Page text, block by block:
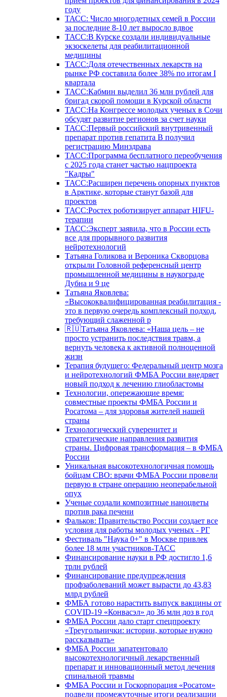
году
ТАСС: Число многодетных семей в России
за последние 8-10 лет выросло вдвое
ТАСС:В Курске создали индивидуальные
экзоскелеты для реабилитационной
медицины
ТАСС:Доля отечественных лекарств на
рынке РФ составила более 38% по итогам I
квартала
ТАСС:Кабмин выделил 36 млн рублей для
бригад скорой помощи в Курской области
ТАСС:На Конгрессе молодых ученых в Сочи
обсудят развитие регионов за счет науки
ТАСС:Первый российский внутривенный
препарат против гепатита В получил
регистрацию Минздрава
ТАСС:Программа бесплатного переобучения
с 2025 года станет частью нацпроекта
"Кадры"
ТАСС:Расширен перечень опорных пунктов
в Арктике, которые станут базой для
проектов
ТАСС:Ростех роботизирует аппарат HIFU-
терапии
ТАСС:Эксперт заявила, что в России есть
все для прорывного развития
нейротехнологий
Татьяна Голикова и Вероника Скворцова
открыли Головной референсный центр
промышленной медицины в наукограде
Дубна и 9 це
Татьяна Яковлева:
«Высококвалифицированная реабилитация -
это в первую очередь комплексный подход,
требующий слаженной р
🇷🇺Татьяна Яковлева: «Наша цель – не
просто устранить последствия травм, а
вернуть человека к активной полноценной
жизн
Терапия будущего: Федеральный центр мозга
и нейротехнологий ФМБА России внедряет
новый подход к лечению глиобластомы
Технологии, опережающие время:
совместные проекты ФМБА России и
Росатома – для здоровья жителей нашей
страны
Технологический суверенитет и
стратегические направления развития
страны. Цифровая трансформация – в ФМБА
России
Уникальная высокотехнологичная помощь
бойцам СВО: врачи ФМБА России провели
первую в стране операцию неоперабельной
опух
Ученые создали композитные наноцветы
против рака печени
Фальков: Правительство России создает все
условия для работы молодых ученых - РГ
Фестиваль "Наука 0+" в Москве привлек
более 18 млн участников-ТАСС
Финансирование науки в РФ достигло 1,6
трлн рублей
Финансирование предупреждения
профзаболеваний может вырасти до 43,83
млрд рублей
ФМБА готово нарастить выпуск вакцины от
COVID-19 «Конвасэл» до 36 млн доз в год
ФМБА России дало старт спецпроекту
«Треугольнички: истории, которые нужно
рассказывать»
ФМБА России запатентовало
высокотехнологичный лекарственный
препарат и инновационный метод лечения
спинальной травмы
ФМБА России и Госкорпорация «Росатом»
подвели промежуточные итоги реализации